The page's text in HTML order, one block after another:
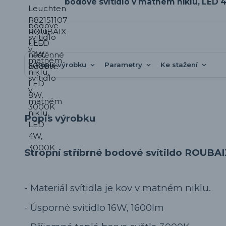
Popis výrobku Parametry Ke stažení
Popis výrobku
Stropní stříbrné bodové svítildo
- Materiál svítidla je kov v matném niklu.
- Úsporné svítidlo 16W, 1600lm